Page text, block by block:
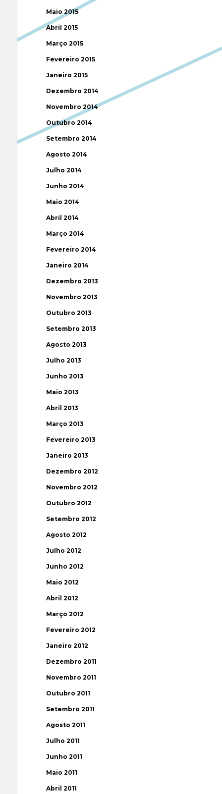
Maio 2015
Abril 2015
Março 2015
Fevereiro 2015
Janeiro 2015
Dezembro 2014
Novembro 2014
Outubro 2014
Setembro 2014
Agosto 2014
Julho 2014
Junho 2014
Maio 2014
Abril 2014
Março 2014
Fevereiro 2014
Janeiro 2014
Dezembro 2013
Novembro 2013
Outubro 2013
Setembro 2013
Agosto 2013
Julho 2013
Junho 2013
Maio 2013
Abril 2013
Março 2013
Fevereiro 2013
Janeiro 2013
Dezembro 2012
Novembro 2012
Outubro 2012
Setembro 2012
Agosto 2012
Julho 2012
Junho 2012
Maio 2012
Abril 2012
Março 2012
Fevereiro 2012
Janeiro 2012
Dezembro 2011
Novembro 2011
Outubro 2011
Setembro 2011
Agosto 2011
Julho 2011
Junho 2011
Maio 2011
Abril 2011